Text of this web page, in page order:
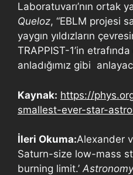
Laboratuvarı’nın ortak
Queloz, “EBLM projesi
yaygın yıldızların
TRAPPIST-1’in
anladığımız gibi
Kaynak: https://
smallest-ever-star-
İleri Okuma:Alexander
Saturn-size low-mass
burning limit.’